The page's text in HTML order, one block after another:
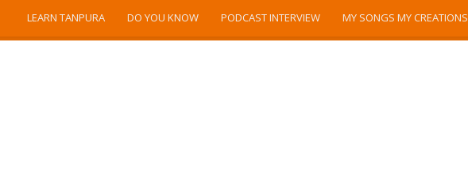
LEARN TANPURA DO YOU KNOW PODCAST INTERVIEW MY SONGS MY CREATIONS